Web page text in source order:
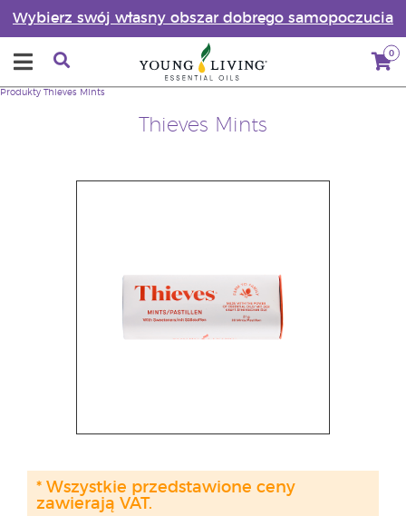
Wybierz swój własny obszar dobrego samopoczucia
0
Thieves Mints
Produkty Thieves Mints
* Wszystkie przedstawione ceny
zawierają VAT.